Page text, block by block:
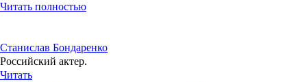
Читать полностью
Станислав Бондаренко
Российский актер.
Читать